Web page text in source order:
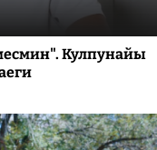
Кулпунайы